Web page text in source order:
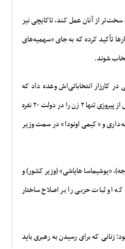
از آنان عمل کند، تاکایچی نیز
تأکید کرده که به جای «سهمیه‌های
شوند.
کارزار انتخاباتی‌اش وعده داد که
سهم زنان در کابینه را به «سطح کشورهای نوردیک» یعنی حدود ۵۰ درصد برساند اما پس از پیروزی تنها ۲ زن را در دولت ۲۰ نفره
و «کیمی اونودا» در سمت وزیر
«یوشیماسا هایاشی» (وزیر کشور) و
او ثبات حزبی را بر اصلاح ساختار
که برای رسیدن به رهبری باید